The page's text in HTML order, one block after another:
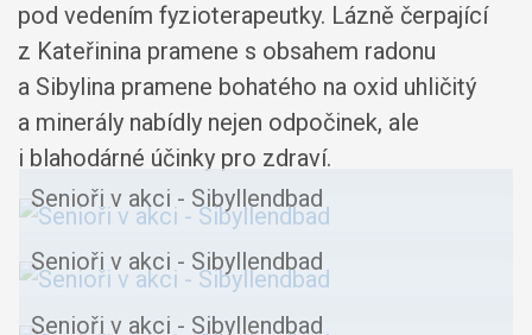
pod vedením fyzioterapeutky. Lázně čerpající
z Kateřinina pramene s obsahem radonu
a Sibylina pramene bohatého na oxid uhličitý
a minerály nabídly nejen odpočinek, ale
i blahodárné účinky pro zdraví.
Senioři v akci - Sibyllendbad
Senioři v akci - Sibyllendbad
Senioři v akci - Sibyllendbad